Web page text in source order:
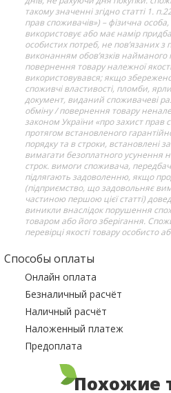
такому значенні згідно статті 1.
прав споживачів») – фізична
використовує або має намір
особистих потреб, не пов’язаних
виконанням обов’язків найманого
повернення товару належної
використовувався; якщо
споживчі властивості, пломби,
документ, виданий споживачеві
обміну / повернення товару
законом України «про захист прав
протягом встановленого
порядку та в строки, встановлені
вимагати безоплатного усунення
строк. вимоги споживача,
підлягають задоволенню, якщо
(підприємство, що задовольняє
частиною першою цієї статті)
виникли внаслідок порушення
товаром або його зберігання.
перевірці якості товару особисто
Способы оплаты
Онлайн оплата
Безналичный расчёт
Наличный расчёт
Наложенный платеж
Предоплата
Похожие